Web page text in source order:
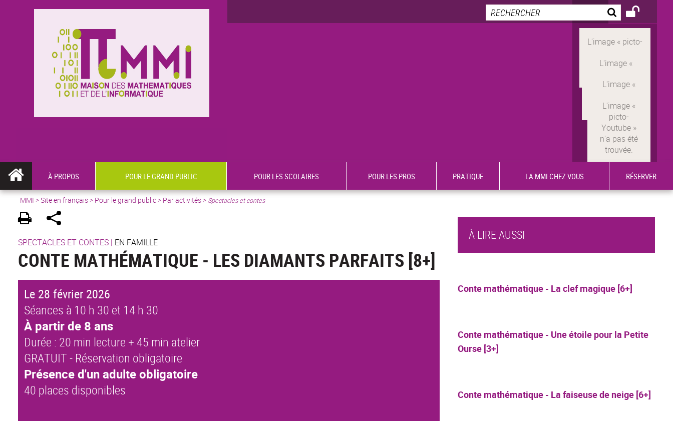
À PROPOS POUR LE GRAND PUBLIC POUR LES SCOLAIRES POUR LES PROS PRATIQUE LA MMI CHEZ VOUS RÉSERVER
MMI >Site en français> Pour le grand public > Par activités > Spectacles et contes
SPECTACLES ET CONTES | EN FAMILLE
CONTE MATHÉMATIQUE - LES DIAMANTS PARFAITS [8+]
Le 28 février 2026
Séances à 10 h 30 et 14 h 30
À partir de 8 ans
Durée : 20 min lecture + 45 min atelier
GRATUIT - Réservation obligatoire
Présence d'un adulte obligatoire
40 places disponibles
À LIRE AUSSI
Conte mathématique - La clef magique [6+]
Conte mathématique - Une étoile pour la Petite
Ourse [3+]
Conte mathématique - La faiseuse de neige [6+]